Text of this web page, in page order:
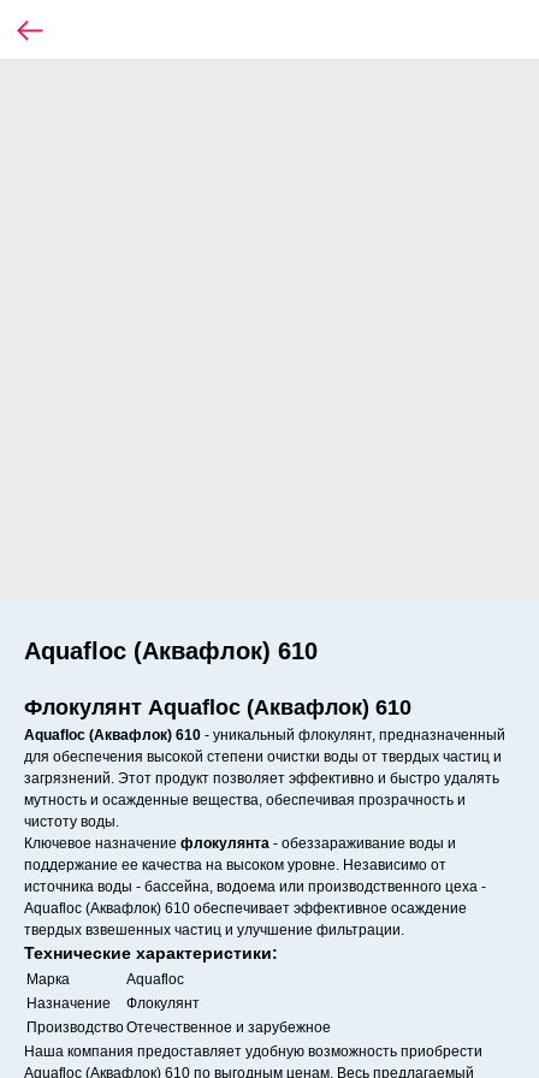
Aquafloc (Аквафлок) 610
Флокулянт Aquafloc (Аквафлок) 610
Aquafloc (Аквафлок) 610 - уникальный флокулянт, предназначенный
для обеспечения высокой степени очистки воды от твердых частиц и
загрязнений. Этот продукт позволяет эффективно и быстро удалять
мутность и осажденные вещества, обеспечивая прозрачность и
чистоту воды.
Ключевое назначение флокулянта - обеззараживание воды и
поддержание ее качества на высоком уровне. Независимо от
источника воды - бассейна, водоема или производственного цеха -
Aquafloc (Аквафлок) 610 обеспечивает эффективное осаждение
твердых взвешенных частиц и улучшение фильтрации.
Технические характеристики:
Марка
Aquafloc
Назначение
Флокулянт
ПроизводствоОтечественное и зарубежное
Наша компания предоставляет удобную возможность приобрести
Aquafloc (Аквафлок) 610 по выгодным ценам. Весь предлагаемый